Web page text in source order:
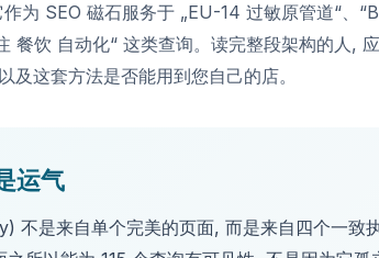
为 SEO 磁石服务于 „EU-14 过敏原管道“、
餐饮 自动化“ 这类查询。读完整段架构的人,
这套方法是否能用到您自己的店。
运气
是来自单个完美的页面, 而是来自四个一致